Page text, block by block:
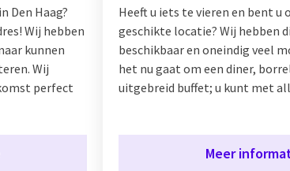
Den Haag?
Wij hebben
kunnen
Wij
perfect
Heeft u iets te vieren en bent u
geschikte locatie? Wij hebben
beschikbaar en oneindig veel
het nu gaat om een diner,
uitgebreid buffet; u kunt met
Meer